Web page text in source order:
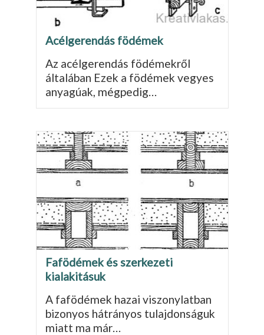
Acélgerendás födémek
Az acélgerendás födémekről
általában Ezek a födémek vegyes
anyagúak, mégpedig…
Fafödémek és szerkezeti
kialakitásuk
A fafödémek hazai viszonylatban
bizo­nyos hátrányos tulajdonságuk
miatt ma már…